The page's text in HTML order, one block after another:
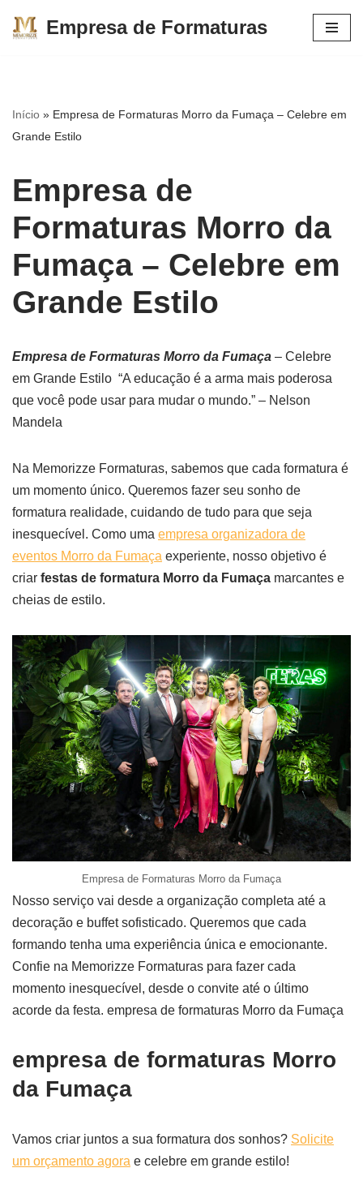
conteúdo
Empresa de Formaturas
Início » Empresa de Formaturas Morro da Fumaça – Celebre em
Grande Estilo
Empresa de
Formaturas Morro da
Fumaça – Celebre em
Grande Estilo
Empresa de Formaturas Morro da Fumaça – Celebre
em Grande Estilo “A educação é a arma mais poderosa
que você pode usar para mudar o mundo.” – Nelson
Mandela
Na Memorizze Formaturas, sabemos que cada formatura é
um momento único. Queremos fazer seu sonho de
formatura realidade, cuidando de tudo para que seja
inesquecível. Como uma empresa organizadora de
eventos Morro da Fumaça experiente, nosso objetivo é
criar festas de formatura Morro da Fumaça marcantes e
cheias de estilo.
Empresa de Formaturas Morro da Fumaça
Nosso serviço vai desde a organização completa até a
decoração e buffet sofisticado. Queremos que cada
formando tenha uma experiência única e emocionante.
Confie na Memorizze Formaturas para fazer cada
momento inesquecível, desde o convite até o último
acorde da festa. empresa de formaturas Morro da Fumaça
empresa de formaturas Morro
da Fumaça
Vamos criar juntos a sua formatura dos sonhos? Solicite
um orçamento agora e celebre em grande estilo!